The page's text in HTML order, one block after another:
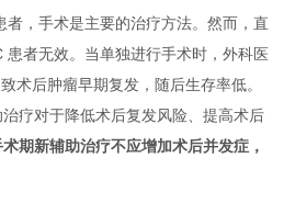
者，手术是主要的治疗方法。然而，直
患者无效。当单独进行手术时，外科医
术后肿瘤早期复发，随后生存率低。
疗对于降低术后复发风险、提高术后
期新辅助治疗不应增加术后并发症，